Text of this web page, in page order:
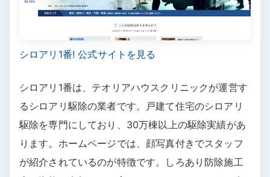
シロアリ1番! 公式サイトを見る
シロアリ1番は、テオリアハウスクリニックが運営す
るシロアリ駆除の業者です。戸建て住宅のシロアリ
駆除を専門にしており、30万棟以上の駆除実績があ
ります。ホームページでは、顔写真付きでスタッフ
が紹介されているのが特徴です。しろあり防除施工